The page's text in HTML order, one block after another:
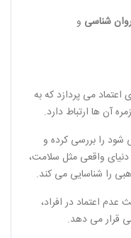
شناسی و
می پردازد که به
آن ها ارتباط دارد.
شود را بررسی کرده و
واقعی مثل سلامت،
را شناسایی می کند.
عدم اعتماد در افراد،
قرار می دهد.